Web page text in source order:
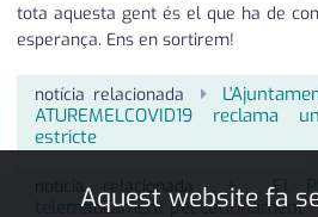
tota aquesta gent és el que ha de
esperança. Ens en sortirem!
notícia relacionada
ATUREMELCOVID19
estricte
notícia relacionada
El
telemàticament pel confinament
Aquest website fa